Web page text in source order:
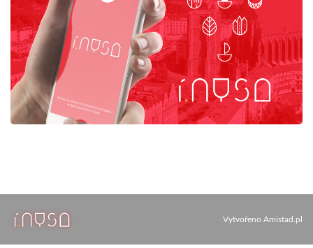
Vytvořeno Amistad.pl